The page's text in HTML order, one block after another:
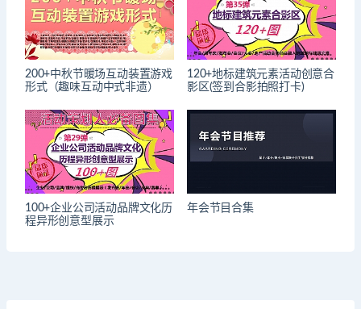
200+中秋节暖场互动装置游戏
形式（趣味互动中式非遗）
120+地标建筑元素活动创意合
影区(签到合影拍照打卡)
100+企业公司活动品牌文化历
程异形创意型展示
年会节目合集